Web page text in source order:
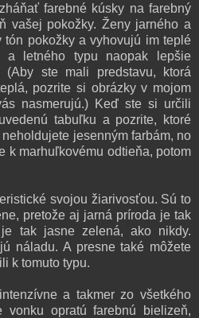
farebné kúsky na farebný
vašej pokožky. Ženy jarného a
tón pokožky a vyhovujú im teplé
a letného typu naopak lepšie
(Aby ste mali predstavu, ktorá
pozrite si obrázky v mojom
nasmerujú.) Keď ste si určili
tabuľku a pozrite, ktoré
jesenným farbám, no
k marhuľkovému odtieňa, potom
svojou žiarivosťou. Sú to
pretože aj jarná príroda je tak
tak jasne zelená, ako nikdy.
náladu. A presne také môžete
k tomuto typu.
a takmer zo všetkého
vonku opratú farebnú bielizeň,